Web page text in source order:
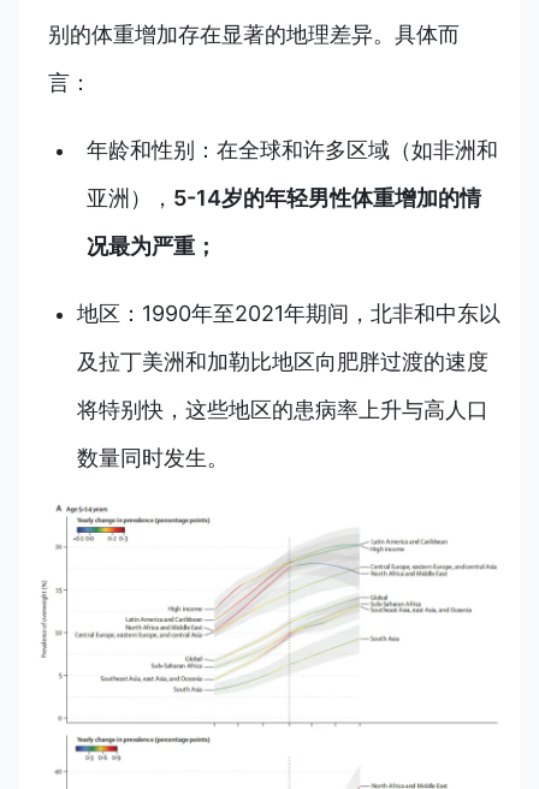
别的体重增加存在显著的地理差异。具体而
言：
年龄和性别：在全球和许多区域（如非洲和
亚洲）， 5-14岁的年轻男性体重增加的情
况最为严重；
地区：1990年至2021年期间，北非和中东以
及拉丁美洲和加勒比地区向肥胖过渡的速度
将特别快，这些地区的患病率上升与高人口
数量同时发生。